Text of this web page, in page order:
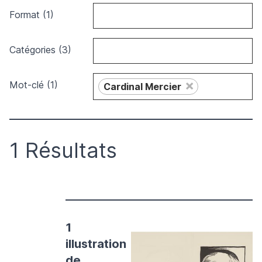
Format (1)
Catégories (3)
Mot-clé (1) Cardinal Mercier ×
1 Résultats
1
illustration